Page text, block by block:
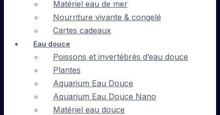
Matériel eau de mer
Nourriture vivante & congelé
Cartes cadeaux
Eau douce
Poissons et invertébrés d’eau douce
Plantes
Aquarium Eau Douce
Aquarium Eau Douce Nano
Matériel eau douce